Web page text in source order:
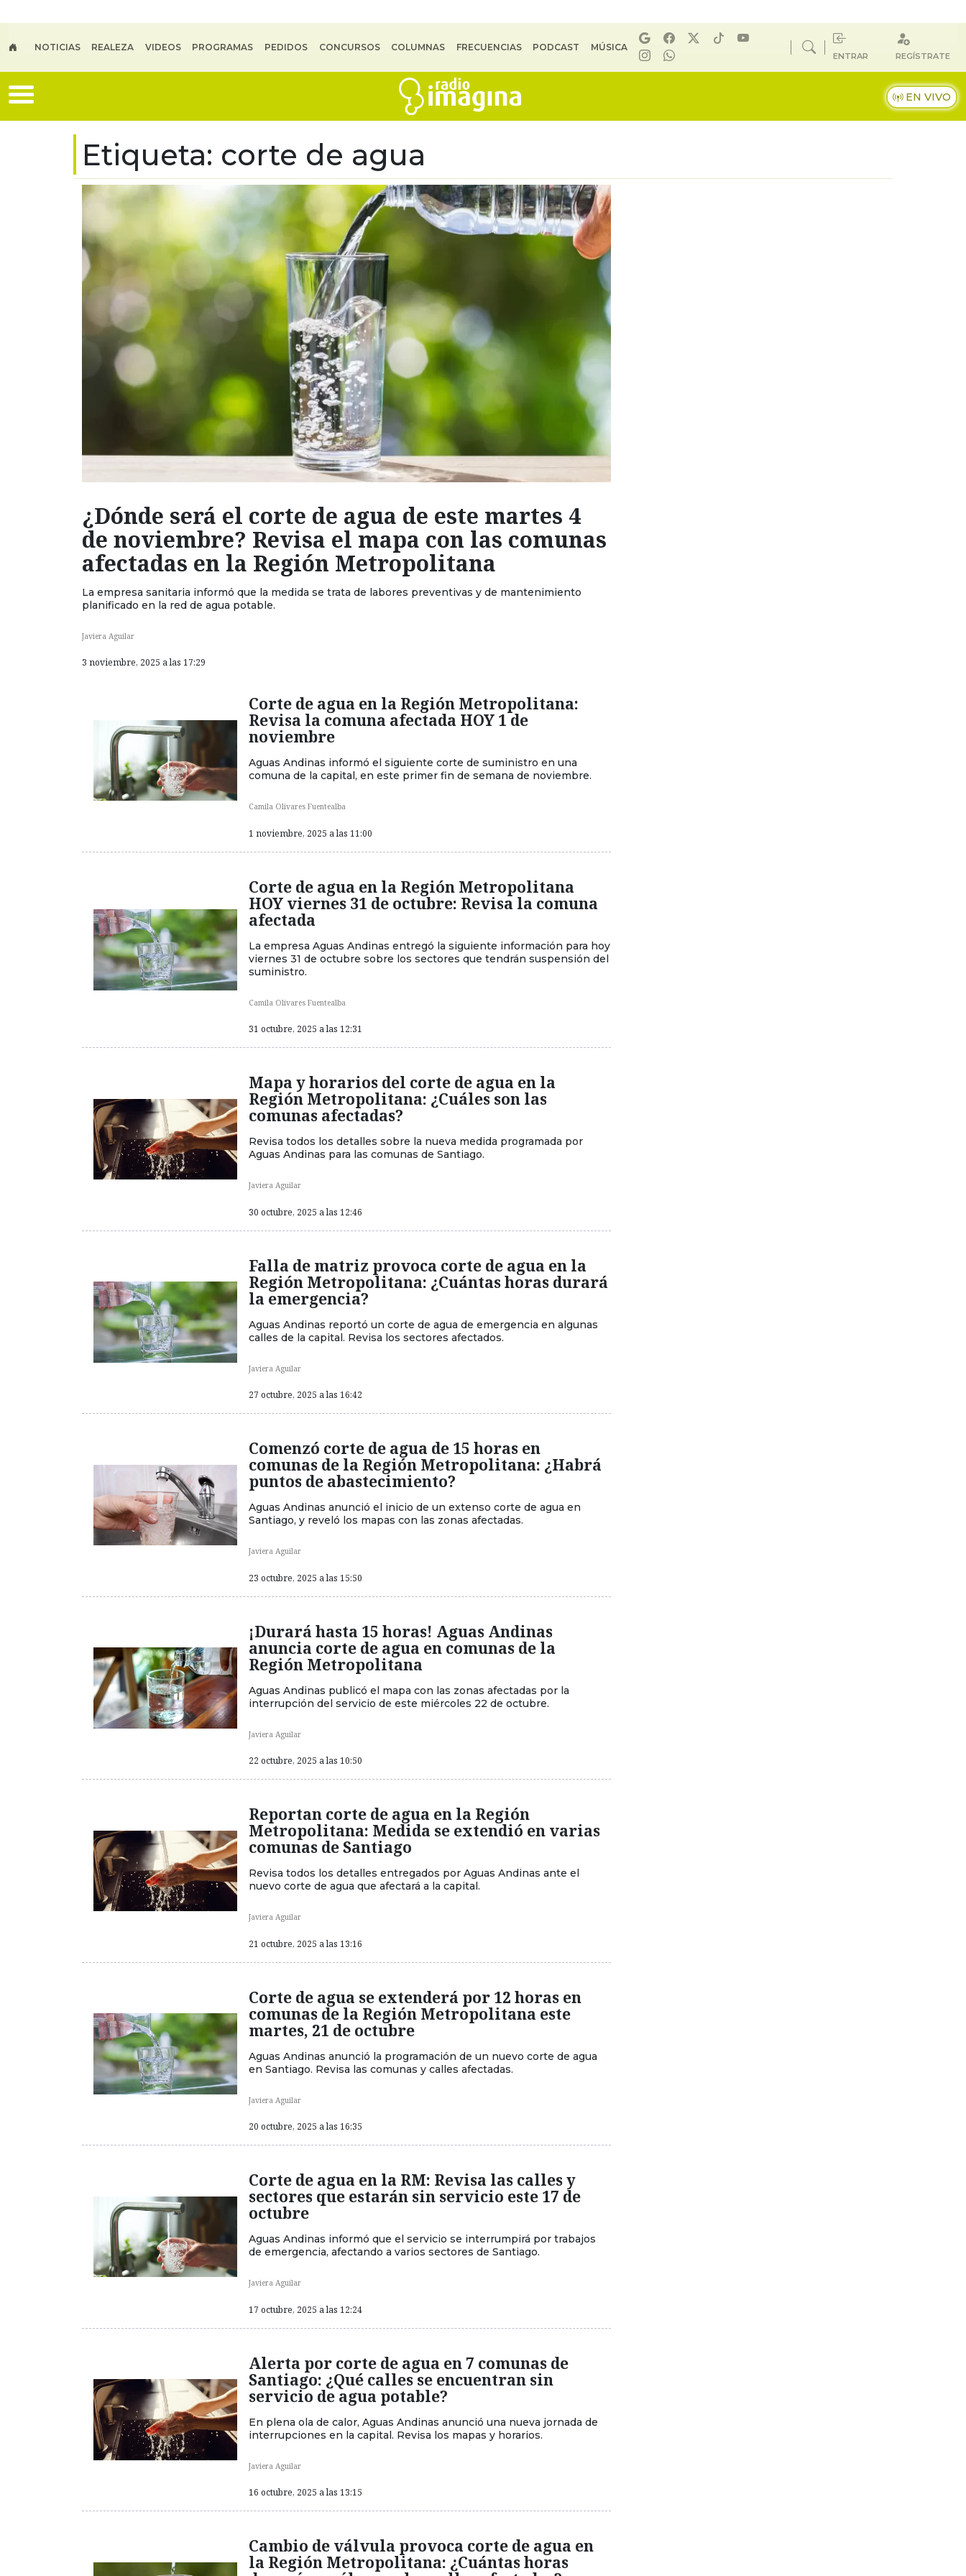
NOTICIAS REALEZA VIDEOS PROGRAMAS PEDIDOS CONCURSOS COLUMNAS FRECUENCIAS PODCAST MÚSICA
ENTRAR REGÍSTRATE
EN VIVO
Etiqueta: corte de agua
¿Dónde será el corte de agua de este martes 4
de noviembre? Revisa el mapa con las comunas
afectadas en la Región Metropolitana
La empresa sanitaria informó que la medida se trata de labores preventivas y de mantenimiento
planificado en la red de agua potable.
Javiera Aguilar
3 noviembre, 2025 a las 17:29
Corte de agua en la Región Metropolitana:
Revisa la comuna afectada HOY 1 de
noviembre
Aguas Andinas informó el siguiente corte de suministro en una
comuna de la capital, en este primer fin de semana de noviembre.
Camila Olivares Fuentealba
1 noviembre, 2025 a las 11:00
Corte de agua en la Región Metropolitana
HOY viernes 31 de octubre: Revisa la comuna
afectada
La empresa Aguas Andinas entregó la siguiente información para hoy
viernes 31 de octubre sobre los sectores que tendrán suspensión del
suministro.
Camila Olivares Fuentealba
31 octubre, 2025 a las 12:31
Mapa y horarios del corte de agua en la
Región Metropolitana: ¿Cuáles son las
comunas afectadas?
Revisa todos los detalles sobre la nueva medida programada por
Aguas Andinas para las comunas de Santiago.
Javiera Aguilar
30 octubre, 2025 a las 12:46
Falla de matriz provoca corte de agua en la
Región Metropolitana: ¿Cuántas horas durará
la emergencia?
Aguas Andinas reportó un corte de agua de emergencia en algunas
calles de la capital. Revisa los sectores afectados.
Javiera Aguilar
27 octubre, 2025 a las 16:42
Comenzó corte de agua de 15 horas en
comunas de la Región Metropolitana: ¿Habrá
puntos de abastecimiento?
Aguas Andinas anunció el inicio de un extenso corte de agua en
Santiago, y reveló los mapas con las zonas afectadas.
Javiera Aguilar
23 octubre, 2025 a las 15:50
¡Durará hasta 15 horas! Aguas Andinas
anuncia corte de agua en comunas de la
Región Metropolitana
Aguas Andinas publicó el mapa con las zonas afectadas por la
interrupción del servicio de este miércoles 22 de octubre.
Javiera Aguilar
22 octubre, 2025 a las 10:50
Reportan corte de agua en la Región
Metropolitana: Medida se extendió en varias
comunas de Santiago
Revisa todos los detalles entregados por Aguas Andinas ante el
nuevo corte de agua que afectará a la capital.
Javiera Aguilar
21 octubre, 2025 a las 13:16
Corte de agua se extenderá por 12 horas en
comunas de la Región Metropolitana este
martes, 21 de octubre
Aguas Andinas anunció la programación de un nuevo corte de agua
en Santiago. Revisa las comunas y calles afectadas.
Javiera Aguilar
20 octubre, 2025 a las 16:35
Corte de agua en la RM: Revisa las calles y
sectores que estarán sin servicio este 17 de
octubre
Aguas Andinas informó que el servicio se interrumpirá por trabajos
de emergencia, afectando a varios sectores de Santiago.
Javiera Aguilar
17 octubre, 2025 a las 12:24
Alerta por corte de agua en 7 comunas de
Santiago: ¿Qué calles se encuentran sin
servicio de agua potable?
En plena ola de calor, Aguas Andinas anunció una nueva jornada de
interrupciones en la capital. Revisa los mapas y horarios.
Javiera Aguilar
16 octubre, 2025 a las 13:15
Cambio de válvula provoca corte de agua en
la Región Metropolitana: ¿Cuántas horas